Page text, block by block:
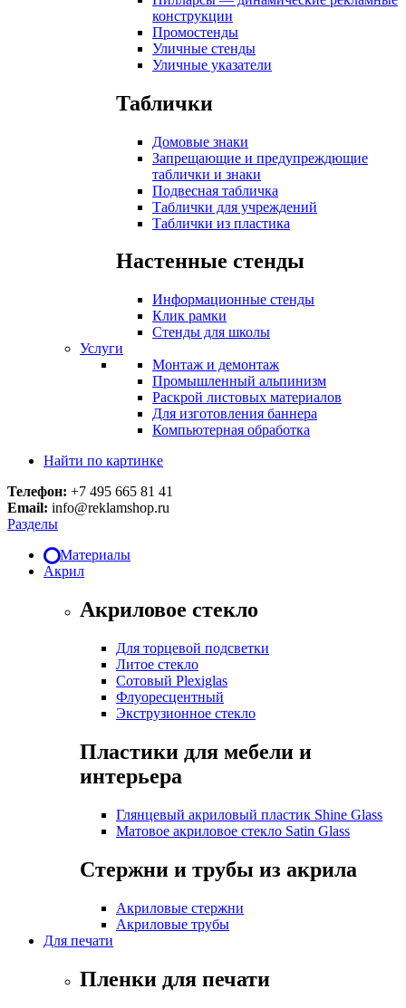
конструкции
Промостенды
Уличные стенды
Уличные указатели
Таблички
Домовые знаки
Запрещающие и предупреждющие
таблички и знаки
Подвесная табличка
Таблички для учреждений
Таблички из пластика
Настенные стенды
Информационные стенды
Клик рамки
Стенды для школы
Услуги
Монтаж и демонтаж
Промышленный альпинизм
Раскрой листовых материалов
Для изготовления баннера
Компьютерная обработка
Найти по картинке
Телефон: +7 495 665 81 41
Email: info@reklamshop.ru
Разделы
Материалы
Акрил
Акриловое стекло
Для торцевой подсветки
Литое стекло
Сотовый Plexiglas
Флуоресцентный
Экструзионное стекло
Пластики для мебели и
интерьера
Глянцевый акриловый пластик Shine Glass
Матовое акриловое стекло Satin Glass
Стержни и трубы из акрила
Акриловые стержни
Акриловые трубы
Для печати
Пленки для печати